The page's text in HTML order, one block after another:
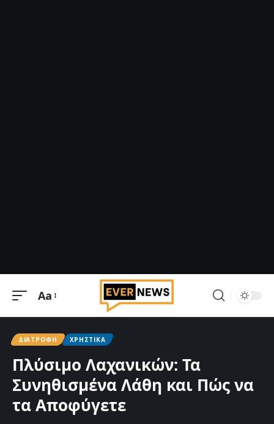
Μεγέθυνση
Aa
ΔΙΑΤΡΟΦΉ ΧΡΗΣΤΙΚΆ
Πλύσιμο Λαχανικών: Τα
Συνηθισμένα Λάθη και Πώς να
τα Αποφύγετε